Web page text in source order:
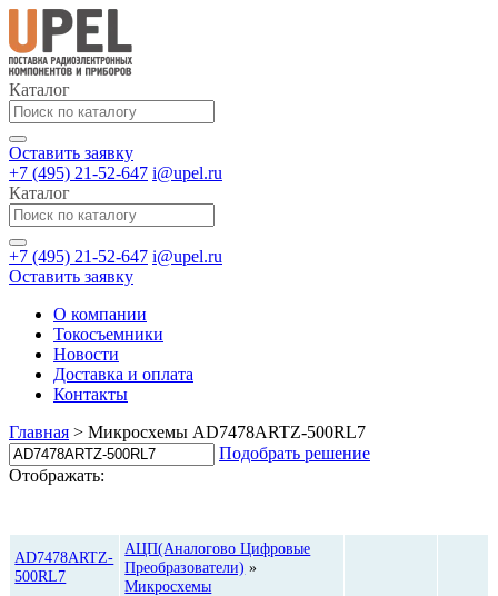
Каталог
Оставить заявку
+7 (495) 21-52-647 i@upel.ru
Каталог
+7 (495) 21-52-647 i@upel.ru
Оставить заявку
О компании
Токосъемники
Новости
Доставка и оплата
Контакты
Главная > Микросхемы AD7478ARTZ-500RL7
Подобрать решение
Отображать:
AD7478ARTZ-
500RL7
АЦП(Аналогово Цифровые
Преобразователи) »
Микросхемы